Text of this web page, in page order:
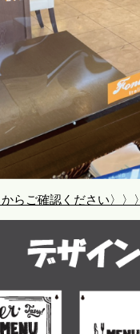
らご確認ください〉〉〉